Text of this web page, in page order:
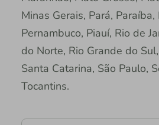
Minas Gerais, Pará, Paraíba,
Pernambuco, Piauí, Rio de
do Norte, Rio Grande do
Santa Catarina, São Paulo,
Tocantins.